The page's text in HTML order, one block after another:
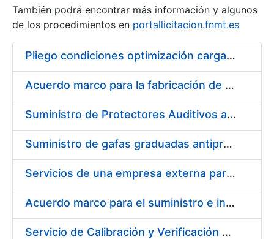
Mostrar/Ocultar
También podrá encontrar más información y algunos
de los procedimientos en portallicitacion.fnmt.es
Pliego condiciones optimización cargas compras firmado
Acuerdo marco para la fabricación de piezas
Suministro de Protectores Auditivos a medida para las personas trabajadoras de los Centros de Trabajo de Madrid y Burgos
Suministro de gafas graduadas antiproyecciones para los trabajadores de la FNMT-RCM en los centros de trabajo de Madrid y Burgos
Servicios de una empresa externa para el asesoramiento y resolución de los recursos de alzada que se presentan relacionados con procesos de selección para la FNMT-RCM
Acuerdo marco para el suministro e instalación de persianas, estores y otros complementos
Servicio de Calibración y Verificación Externa de los Equipos de Medición del Servicio de Prevención de la FNMT-RCM